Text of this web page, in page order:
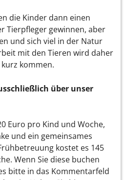
die Kinder dann einen
Tierpfleger gewinnen, aber
und sich viel in der Natur
mit den Tieren wird daher
kommen.
über unser
Euro pro Kind und Woche,
und ein gemeinsames
kostet es 145
Wenn Sie diese buchen
bitte in das Kommentarfeld